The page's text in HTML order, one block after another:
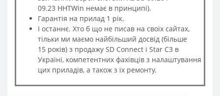
09.23 HHTWin немає в принципі).
Гарантія на прилад 1 рік.
І останнє. Хто б що не писав на своїх сайтах,
тільки ми маємо найбільший досвід (більше
15 років) з продажу SD Connect і Star C3 в
Україні, компетентних фахівців з налаштування
цих приладів, а також з їх ремонту.